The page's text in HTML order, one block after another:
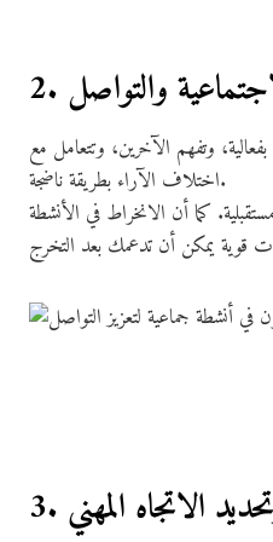
وتفهم الآخرين، وتتعامل مع
اختلاف الآراء بطريقة ناضجة.
كما أن الانخراط في الأنشطة